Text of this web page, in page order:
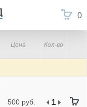
0
Цена Кол-во
500 руб.